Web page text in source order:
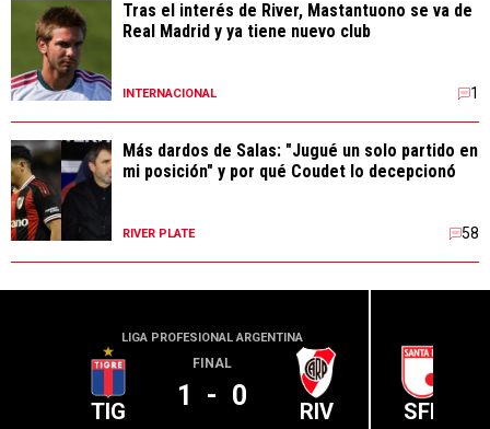
Tras el interés de River, Mastantuono se va de
Real Madrid y ya tiene nuevo club
INTERNACIONAL 1
Más dardos de Salas: "Jugué un solo partido en
mi posición" y por qué Coudet lo decepcionó
RIVER PLATE 58
LIGA PROFESIONAL ARGENTINA
TIG
FINAL
1 - 0 RIV SFE